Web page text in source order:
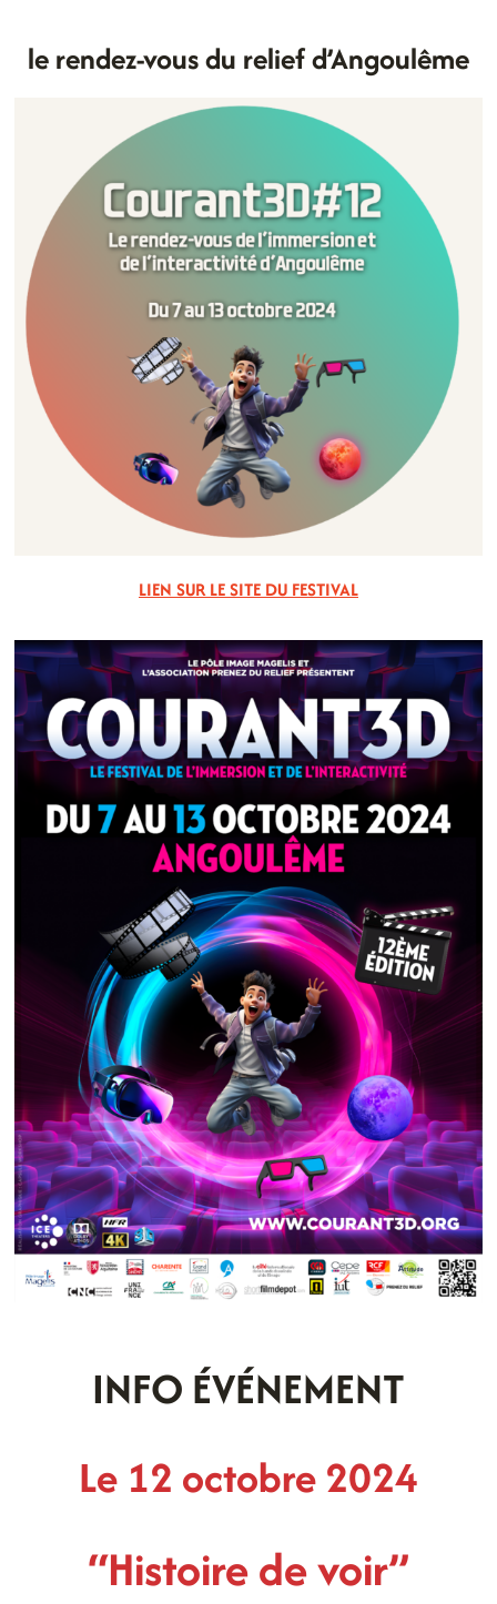
le rendez-vous du relief d’Angoulême
LIEN SUR LE SITE DU FESTIVAL
INFO ÉVÉNEMENT
Le 12 octobre 2024
“Histoire de voir”